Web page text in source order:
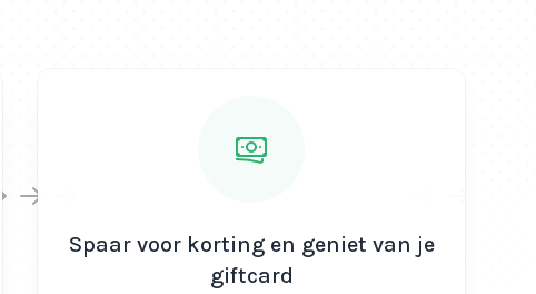
Spaar voor korting en geniet van je
giftcard